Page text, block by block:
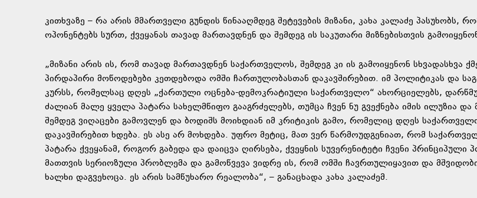
კითხვაზე – რა არის მმართველი გუნდის წინააღმდეგ შეტევების მიზანი, კახა კალაძე პასუხობს,
ოპონენტებს სურთ, ქვეყანას თავად მართავდნენ და შემდეგ ის საკუთარი მიზნებისთვის
„მიზანი არის ის, რომ თავად მართავდნენ საქართველოს, შემდეგ კი ის გამოიყენონ სხვადასხვა
პირდაპირი მოწოდებები კეთდებოდა ომში ჩართულობასთან დაკავშირებით. იმ პოლიტიკას და
კურსს, რომელსაც დღეს „ქართული ოცნება-დემოკრატიული საქართველო“ ახორციელებს,
ძალიან მალე ყველა პატარა სახელმწიფო გააგრძელებს, თუმცა ჩვენ ნუ გვექნება იმის ილუზია
შემდეგ ვიღაცები გამოვლენ და ბოდიშს მოიხდიან იმ კრიტიკის გამო, რომელიც დღეს
დაკავშირებით ხდება. ეს ასე არ მოხდება. უფრო მეტიც, მათ ვერ წარმოუდგენიათ, რომ
პატარა ქვეყანამ, როგორ გაბედა და დაიცვა ღირსება, ქვეყნის სუვერენიტეტი ჩვენი პრინციპული
მათთვის სერიოზული პრობლემა და გამოწვევა ვიდრე ის, რომ ომში ჩავრთულიყავით და
ხალხი დაგვეხოცა. ეს არის სამწუხარო რეალობა“, – განაცხადა კახა კალაძემ.